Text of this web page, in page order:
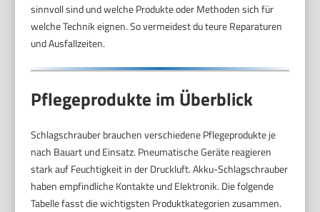
sinnvoll sind und welche Produkte oder Methoden sich für
welche Technik eignen. So vermeidest du teure Reparaturen
und Ausfallzeiten.
Pflegeprodukte im Überblick
Schlagschrauber brauchen verschiedene Pflegeprodukte je
nach Bauart und Einsatz. Pneumatische Geräte reagieren
stark auf Feuchtigkeit in der Druckluft. Akku-Schlagschrauber
haben empfindliche Kontakte und Elektronik. Die folgende
Tabelle fasst die wichtigsten Produktkategorien zusammen.